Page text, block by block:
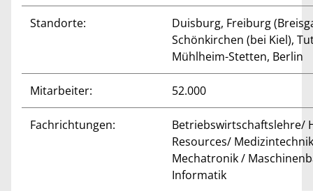
Standorte:
Duisburg, Freiburg
Schönkirchen (bei Kiel),
Mühlheim-Stetten, Berlin
Mitarbeiter: 52.000
Fachrichtungen:
Betriebswirtschaftslehre/
Resources/
Mechatronik /
Informatik